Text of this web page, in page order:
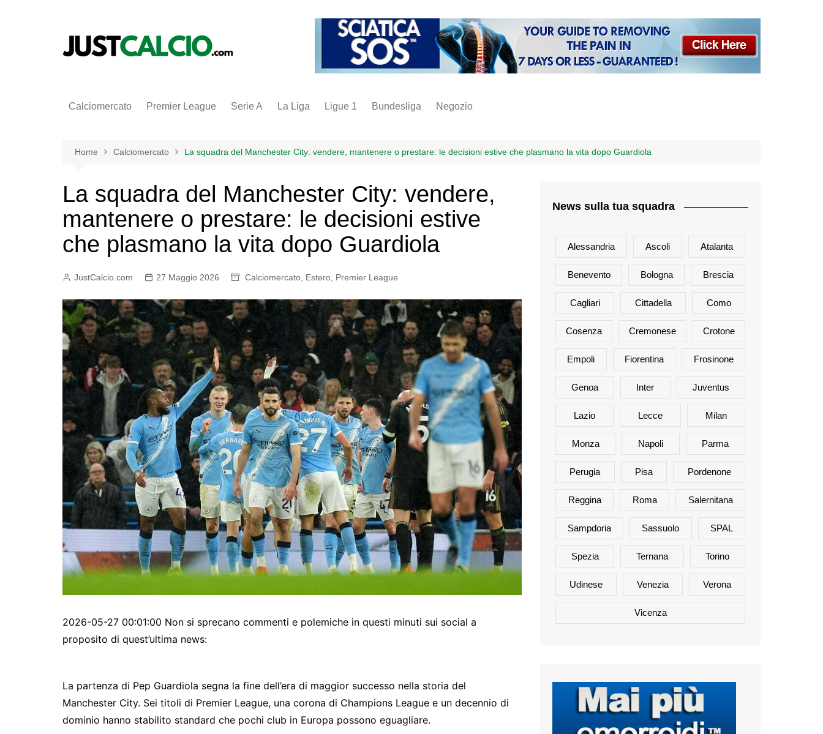
Calciomercato Premier League Serie A La Liga Ligue 1 Bundesliga Negozio
inter
napoli
vintage
Home Calciomercato La squadra del Manchester City: vendere, mantenere o prestare: le decisioni estive che plasmano la vita dopo Guardiola
La squadra del Manchester City: vendere,
mantenere o prestare: le decisioni estive
che plasmano la vita dopo Guardiola
JustCalcio.com 27 Maggio 2026 Calciomercato Estero Premier League
2026-05-27 00:01:00 Non si sprecano commenti e polemiche in questi minuti sui social a
proposito di quest’ultima news:
La partenza di Pep Guardiola segna la fine dell’era di maggior successo nella storia del
Manchester City. Sei titoli di Premier League, una corona di Champions League e un decennio di
dominio hanno stabilito standard che pochi club in Europa possono eguagliare.
News sulla tua squadra
Alessandria Ascoli Atalanta
Benevento Bologna Brescia
Cagliari Cittadella Como
Cosenza Cremonese Crotone
Empoli Fiorentina Frosinone
Genoa Inter Juventus
Lazio Lecce Milan
Monza Napoli Parma
Perugia Pisa Pordenone
Reggina Roma Salernitana
Sampdoria Sassuolo SPAL
Spezia Ternana Torino
Udinese Venezia Verona
Vicenza